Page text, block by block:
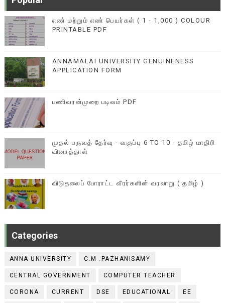
எண் மற்றும் எண் பெயர்கள் ( 1 - 1,000 ) COLOUR
PRINTABLE PDF
ANNAMALAI UNIVERSITY GENUINENESS
APPLICATION FORM
பணிவரன்முறை படிவம் PDF
முதல் பருவத் தேர்வு - வகுப்பு 6 TO 10 - தமிழ் மாதிரி
வினாத்தாள்
விடுதலைப் போராட்ட வீரர்களின் வரலாறு ( தமிழ் )
Categories
ANNA UNIVERSITY C.M .PAZHANISAMY
CENTRAL GOVERNMENT COMPUTER TEACHER
CORONA CURRENT DSE EDUCATIONAL EE